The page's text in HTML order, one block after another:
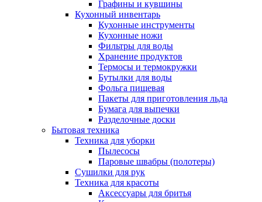
Графины и кувшины
Кухонный инвентарь
Кухонные инструменты
Кухонные ножи
Фильтры для воды
Хранение продуктов
Термосы и термокружки
Бутылки для воды
Фольга пищевая
Пакеты для приготовления льда
Бумага для выпечки
Разделочные доски
Бытовая техника
Техника для уборки
Пылесосы
Паровые швабры (полотеры)
Сушилки для рук
Техника для красоты
Аксессуары для бритья